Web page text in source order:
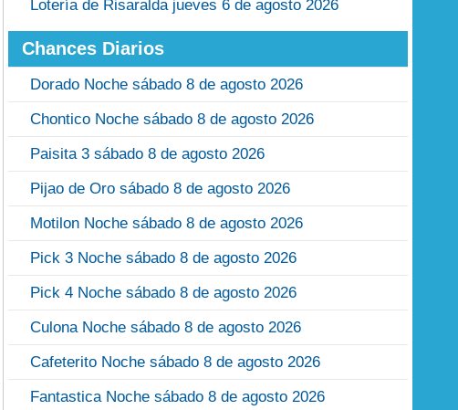
Lotería de Risaralda jueves 6 de agosto 2026
Chances Diarios
Dorado Noche sábado 8 de agosto 2026
Chontico Noche sábado 8 de agosto 2026
Paisita 3 sábado 8 de agosto 2026
Pijao de Oro sábado 8 de agosto 2026
Motilon Noche sábado 8 de agosto 2026
Pick 3 Noche sábado 8 de agosto 2026
Pick 4 Noche sábado 8 de agosto 2026
Culona Noche sábado 8 de agosto 2026
Cafeterito Noche sábado 8 de agosto 2026
Fantastica Noche sábado 8 de agosto 2026